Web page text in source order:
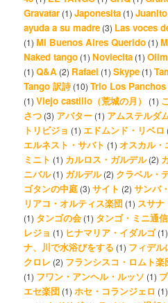
Gravatar (1)Japonesita (1)
ayuda a su madre (3) Las voces
(1)Mi Buenos Aires Querido (1)
Naked tango (1)Noviecita (1)
(1)Q&A (2) Rafael (1)Skype (1)
Tango 訳詩 (10)Trio Los Panchos
(1)Viejo castillo（荒城の月） (1)
さつ (3) アバター (1) アムステルダ
トリビジョ (1) エドムンド・リベロ
エルネスト・サバト (1)オスカル・
ミニト (1) カルロス・ガルデル(2)
ニバル(1) ガルデル(2) クラベル・
ゴタンの中庭 (3)サイト (2)サンバ
リアコ・オルティス楽団 (1) スサナ
(1) タンゴの会 (1) タンゴ・ミニ通信
レジョ (1) ヒナマリア・イダルゴ(1)
ナ、川で水浴びをする (1) フィデル
クロレ (2) フランシスコ・ロムト楽
(1) フワン・アンヘル・ルッソ (1)
エセ楽団 (1)ホセ・コランジェロ